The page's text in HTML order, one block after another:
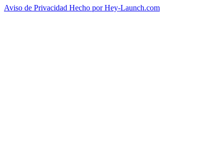
Aviso de Privacidad Hecho por Hey-Launch.com